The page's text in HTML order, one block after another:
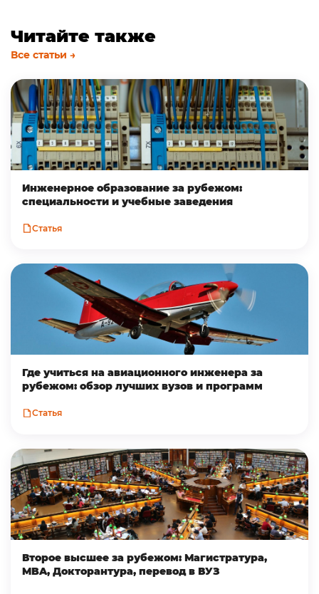
Читайте также
Все статьи →
Инженерное образование за рубежом:
специальности и учебные заведения
Статья
Где учиться на авиационного инженера за
рубежом: обзор лучших вузов и программ
Статья
Второе высшее за рубежом: Магистратура,
MBA, Докторантура, перевод в ВУЗ